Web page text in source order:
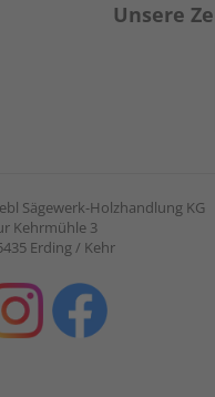
Unsere
Sägewerk-Holzhandlung KG
Kehrmühle 3
Erding / Kehr